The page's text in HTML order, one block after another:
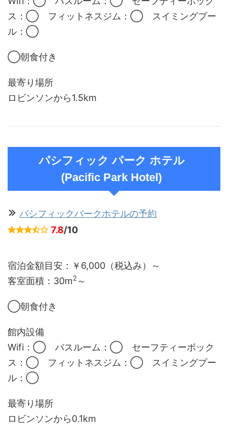
ス：◯ フィットネスジム：◯ スイミングプー
ル：◯
◯朝食付き
最寄り場所
ロビンソンから1.5km
パシフィック パーク ホテル
(Pacific Park Hotel)
パシフィックパークホテルの予約
7.8/10
宿泊金額目安：￥6,000（税込み）～
客室面積： 30m2～
◯朝食付き
館内設備
Wifi：◯ バスルーム：◯ セーフティーボック
ス：◯ フィットネスジム：◯ スイミングプー
ル：◯
最寄り場所
ロビンソンから0.1km